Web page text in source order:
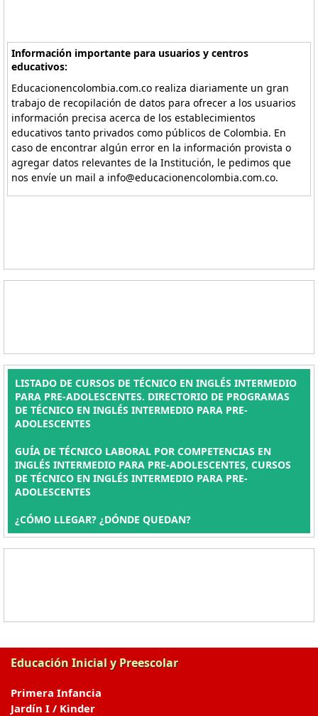
Información importante para usuarios y centros
educativos:
Educacionencolombia.com.co realiza diariamente un gran
trabajo de recopilación de datos para ofrecer a los usuarios
información precisa acerca de los establecimientos
educativos tanto privados como públicos de Colombia. En
caso de encontrar algún error en la información provista o
agregar datos relevantes de la Institución, le pedimos que
nos envíe un mail a info@educacionencolombia.com.co.
LISTADO DE CURSOS DE TÉCNICO EN INGLÉS INTERMEDIO
PARA PRE-ADOLESCENTES. DIRECTORIO DE PROGRAMAS
DE TÉCNICO EN INGLÉS INTERMEDIO PARA PRE-
ADOLESCENTES
GUÍA DE TÉCNICO LABORAL POR COMPETENCIAS EN
INGLÉS INTERMEDIO PARA PRE-ADOLESCENTES, CURSOS
DE TÉCNICO EN INGLÉS INTERMEDIO PARA PRE-
ADOLESCENTES
¿CÓMO LLEGAR? ¿DÓNDE QUEDAN?
Educación Inicial y Preescolar
Primera Infancia
Jardín I / Kinder